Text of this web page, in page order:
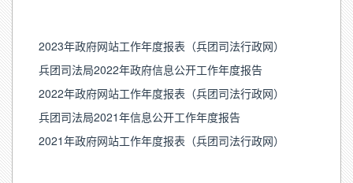
2023年政府网站工作年度报表（兵团司法行政网）
兵团司法局2022年政府信息公开工作年度报告
2022年政府网站工作年度报表（兵团司法行政网）
兵团司法局2021年信息公开工作年度报告
2021年政府网站工作年度报表（兵团司法行政网）